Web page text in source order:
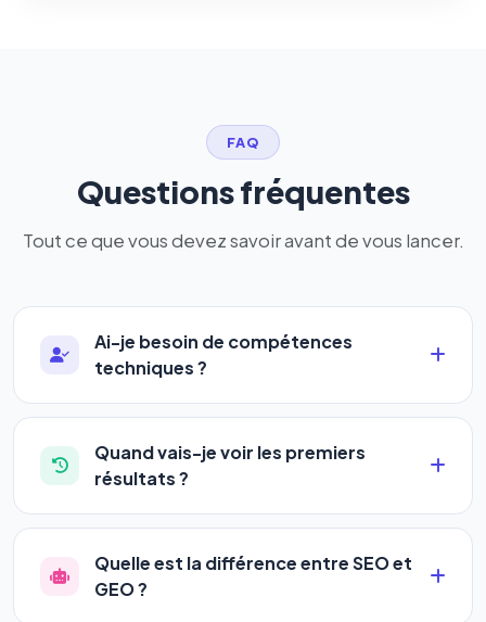
FAQ
Questions fréquentes
Tout ce que vous devez savoir avant de vous lancer.
Ai-je besoin de compétences
techniques ?
Absolument pas. Notre logiciel a été conçu pour
être accessible àtous les profils: artisans,
commerçants, auto-entrepreneurs, PME ou
complexe — vous renseignez l'adresse de votre
site, décrivez votre activité, et le logiciel gère tout
en automatique 24h/24.
Quand vais-je voir les premiers
résultats ?
La plupart de nos utilisateurs observent une
amélioration de leur positionnement en4 à 6
semaines. Le référencement est un marathon, pas
Quelle est la différence entre SEO et
GEO ?